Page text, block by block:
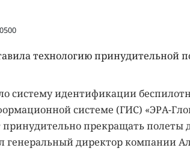
технологию принудительной
систему идентификации
системе (ГИС) «ЭРА-
принудительно прекращать
генеральный директор компании